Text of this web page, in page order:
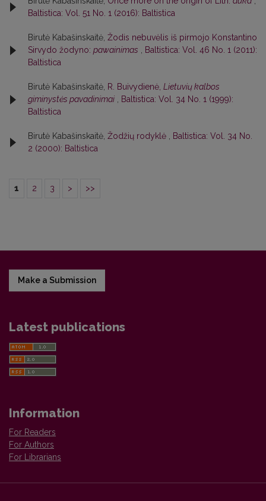
Baltistica: Vol. 51 No. 1 (2016): Baltistica
Birutė Kabašinskaitė, Žodis nebuvėlis iš pirmojo Konstantino
Sirvydo žodyno: pawainimas
Baltistica: Vol. 46 No. 1 (2011):
Baltistica
Birutė Kabašinskaitė, R. Buivydienė, Lietuvių kalbos
giminystės pavadinimai
Baltistica: Vol. 34 No. 1 (1999):
Baltistica
Birutė Kabašinskaitė, Žodžių rodyklė
Baltistica: Vol. 34 No.
2 (2000): Baltistica
1 2 3 > >>
Make a Submission
Latest publications
Information
For Readers
For Authors
For Librarians